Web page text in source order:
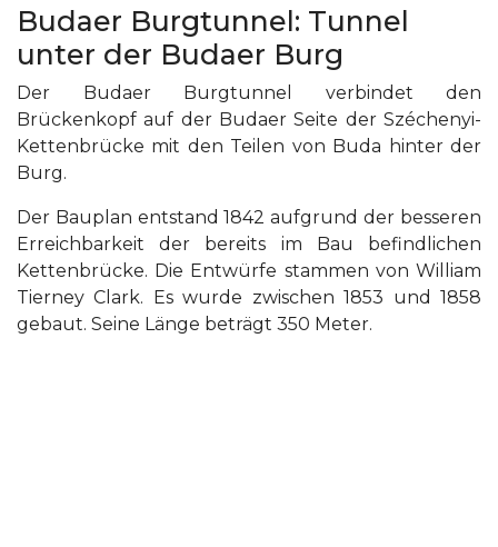
Budaer Burgtunnel: Tunnel
unter der Budaer Burg
Der Budaer Burgtunnel verbindet den
Brückenkopf auf der Budaer Seite der Széchenyi-
Kettenbrücke mit den Teilen von Buda hinter der
Burg.
Der Bauplan entstand 1842 aufgrund der besseren
Erreichbarkeit der bereits im Bau befindlichen
Kettenbrücke. Die Entwürfe stammen von William
Tierney Clark. Es wurde zwischen 1853 und 1858
gebaut. Seine Länge beträgt 350 Meter.